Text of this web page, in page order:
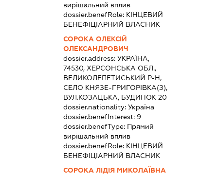
вирішальний вплив
dossier.benefRole: КІНЦЕВИЙ
БЕНЕФІЦІАРНИЙ ВЛАСНИК
СОРОКА ОЛЕКСІЙ
ОЛЕКСАНДРОВИЧ
dossier.address:УКРАЇНА,
74530, ХЕРСОНСЬКА ОБЛ.,
ВЕЛИКОЛЕПЕТИСЬКИЙ Р-Н,
СЕЛО КНЯЗЕ-ГРИГОРІВКА(З),
ВУЛ.КОЗАЦЬКА, БУДИНОК 20
dossier.nationality:Україна
dossier.benefInterest: 9
dossier.benefType: Прямий
вирішальний вплив
dossier.benefRole: КІНЦЕВИЙ
БЕНЕФІЦІАРНИЙ ВЛАСНИК
СОРОКА ЛІДІЯ МИКОЛАЇВНА